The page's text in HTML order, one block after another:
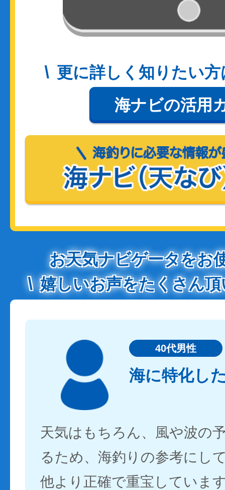
更に詳しく知りたい
海ナビの活用
お天気ナビゲータをお
嬉しいお声をたくさん
40代男性
海に特化し
天気はもちろん、風や波の
るため、海釣りの参考にし
他より正確で重宝していま